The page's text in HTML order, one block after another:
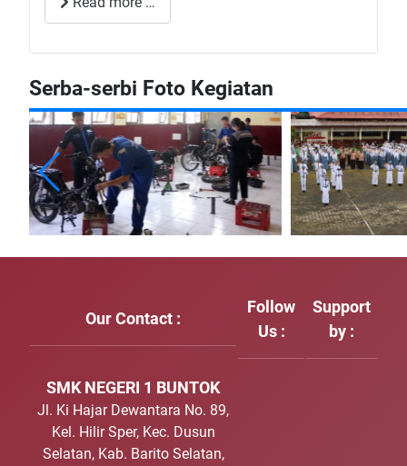
Serba-serbi Foto Kegiatan
Our Contact :
Follow
Us :
Support
by :
SMK NEGERI 1 BUNTOK
Jl. Ki Hajar Dewantara No. 89,
Kel. Hilir Sper, Kec. Dusun
Selatan, Kab. Barito Selatan,